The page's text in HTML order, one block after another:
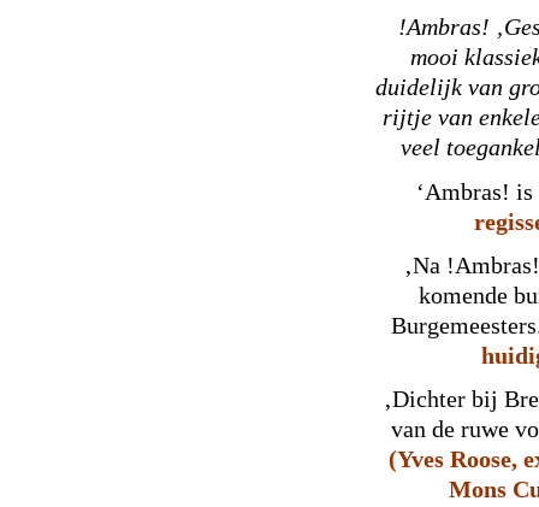
!Ambras!
mooi
duidelijk van
rijtje van
veel
‘Ambras!
‚Na
komende
‚Dichter bij
van de ruwe
(Yves Roose,
Mons